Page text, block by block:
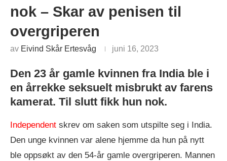
nok – Skar av penisen til
overgriperen
av Eivind Skår Ertesvåg juni 16, 2023
Den 23 år gamle kvinnen fra India ble i
en årrekke seksuelt misbrukt av farens
kamerat. Til slutt fikk hun nok.
Independent skrev om saken som utspilte seg i India.
Den unge kvinnen var alene hjemme da hun på nytt
ble oppsøkt av den 54-år gamle overgriperen. Mannen